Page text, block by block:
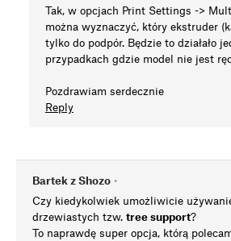
Tak, w opcjach Print Settings ->
można wyznaczyć, który ekstruder
tylko do podpór. Będzie to działało
przypadkach gdzie model nie jest
Pozdrawiam serdecznie
Reply
Bartek z Shozo •
Czy kiedykolwiek umożliwicie
drzewiastych tzw. tree support?
To naprawdę super opcja, którą